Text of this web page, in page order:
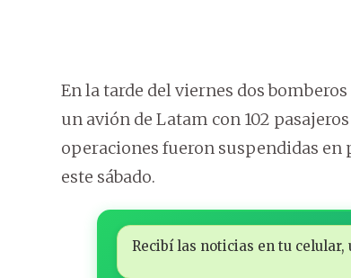
En la tarde del viernes dos
un avión de Latam con 102
operaciones fueron suspendidas en
este sábado.
Recibí las noticias en tu